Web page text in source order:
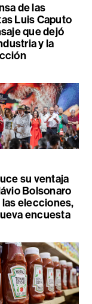
de las
Luis Caputo
que dejó
y la
su ventaja
Bolsonaro
las elecciones,
encuesta